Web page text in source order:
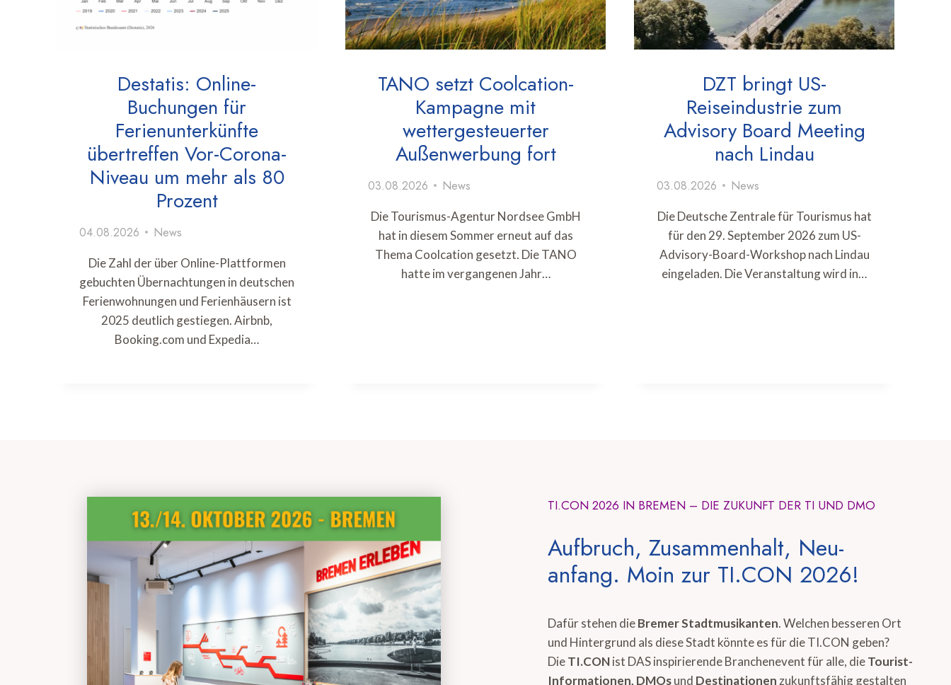
Destatis: Online-
Buchungen für
Ferienunterkünfte
übertreffen Vor-Corona-
Niveau um mehr als 80
Prozent
04.08.2026 News
Die Zahl der über Online-Plattformen
gebuchten Übernachtungen in deutschen
Ferienwohnungen und Ferienhäusern ist
2025 deutlich gestiegen. Airbnb,
Booking.com und Expedia…
TANO setzt Coolcation-
Kampagne mit
wettergesteuerter
Außenwerbung fort
03.08.2026 News
Die Tourismus-Agentur Nordsee GmbH
hat in diesem Sommer erneut auf das
Thema Coolcation gesetzt. Die TANO
hatte im vergangenen Jahr…
DZT bringt US-
Reiseindustrie zum
Advisory Board Meeting
nach Lindau
03.08.2026 News
Die Deutsche Zentrale für Tourismus hat
für den 29. September 2026 zum US-
Advisory-Board-Workshop nach Lindau
eingeladen. Die Veranstaltung wird in…
TI.CON 2026 IN BREMEN – DIE ZUKUNFT DER TI UND DMO
Aufbruch, Zusammenhalt, Neu-
anfang. Moin zur TI.CON 2026!
Dafür stehen dieBremer Stadtmusikanten. Welchen besseren Ort
und Hintergrund als diese Stadt könnte es für die TI.CON geben?
DieTI.CONist DAS inspirierende Branchenevent für alle, dieTourist-
Informationen, DMOsund Destinationen zukunftsfähig gestalten